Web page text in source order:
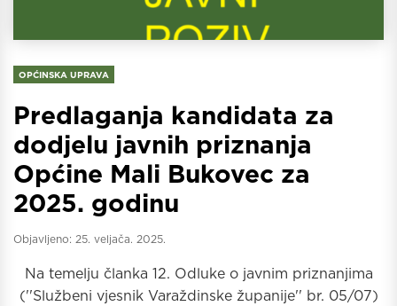
OPĆINSKA UPRAVA
Predlaganja kandidata za
dodjelu javnih priznanja
Općine Mali Bukovec za
2025. godinu
Objavljeno: 25. veljača. 2025.
Na temelju članka 12. Odluke o javnim priznanjima
(''Službeni vjesnik Varaždinske županije'' br. 05/07)